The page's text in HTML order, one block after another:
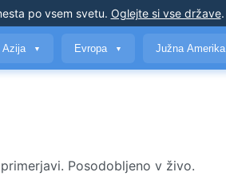
po vsem svetu. Oglejte si vse države.
Azija ▼ Evropa ▼ Južna Amerika
Posodobljeno v živo.